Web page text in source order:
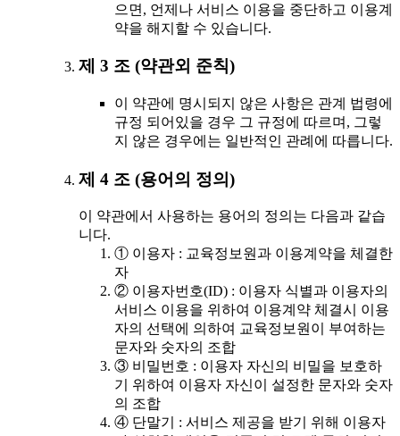
으면, 언제나 서비스 이용을 중단하고 이용계
약을 해지할 수 있습니다.
제 3 조 (약관외 준칙)
이 약관에 명시되지 않은 사항은 관계 법령에
규정 되어있을 경우 그 규정에 따르며, 그렇
지 않은 경우에는 일반적인 관례에 따릅니다.
제 4 조 (용어의 정의)
이 약관에서 사용하는 용어의 정의는 다음과 같습
니다.
① 이용자 : 교육정보원과 이용계약을 체결한
자
② 이용자번호(ID) : 이용자 식별과 이용자의
서비스 이용을 위하여 이용계약 체결시 이용
자의 선택에 의하여 교육정보원이 부여하는
문자와 숫자의 조합
③ 비밀번호 : 이용자 자신의 비밀을 보호하
기 위하여 이용자 자신이 설정한 문자와 숫자
의 조합
④ 단말기 : 서비스 제공을 받기 위해 이용자